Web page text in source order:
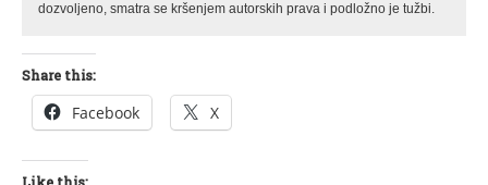
dozvoljeno, smatra se kršenjem autorskih prava i podložno je tužbi.
Share this:
Facebook X